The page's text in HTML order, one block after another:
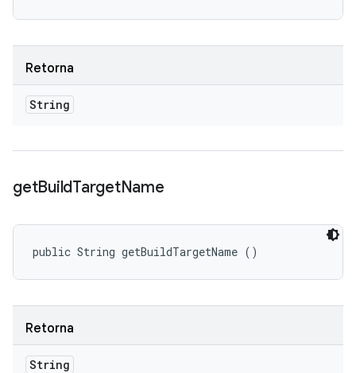
Retorna
String
getBuildTargetName
public String getBuildTargetName ()
Retorna
String